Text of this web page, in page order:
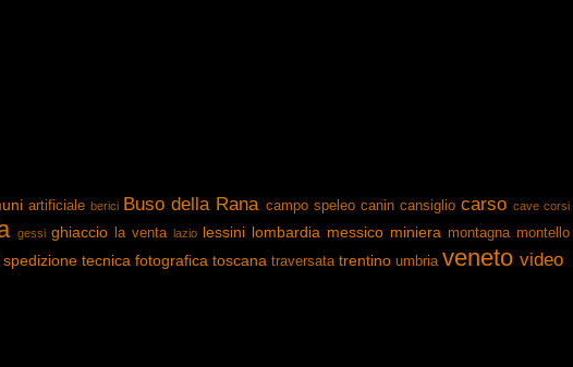
artificiale berici Buso della Rana campo speleo canin cansiglio carso cave corsi
gessi ghiaccio la venta lazio lessini lombardia messico miniera montagna montello
spedizione tecnica fotografica toscana traversata trentino umbria veneto video